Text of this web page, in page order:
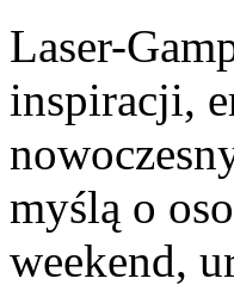
Laser-
inspiracji,
myślą o
weekend,